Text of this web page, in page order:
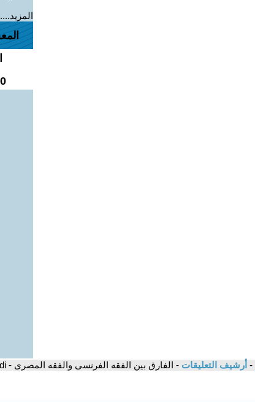
- أرشيف التعليقات - الفارق بين الفقه الفرنسى والفقه المصرى - Magdi